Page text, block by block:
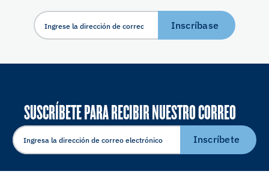
Inscríbase
SUSCRÍBETE PARA RECIBIR NUESTRO CORREO
ELECTRÓNICO
Inscríbete